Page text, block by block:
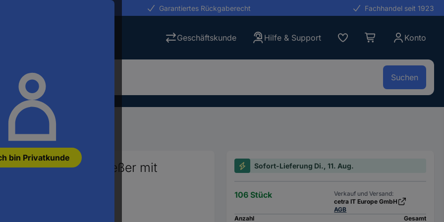
bin Privatkunde
Garantiertes Rückgaberecht Fachhandel seit 1923
Geschäftskunde Hilfe & Support Konto
Suchen
Schalttechnik
3 Schließer mit
Sofort-Lieferung Di., 11. Aug.
106 Stück
Verkauf und Versand:
cetra IT Europe GmbH
AGB
Anzahl
Gesamt